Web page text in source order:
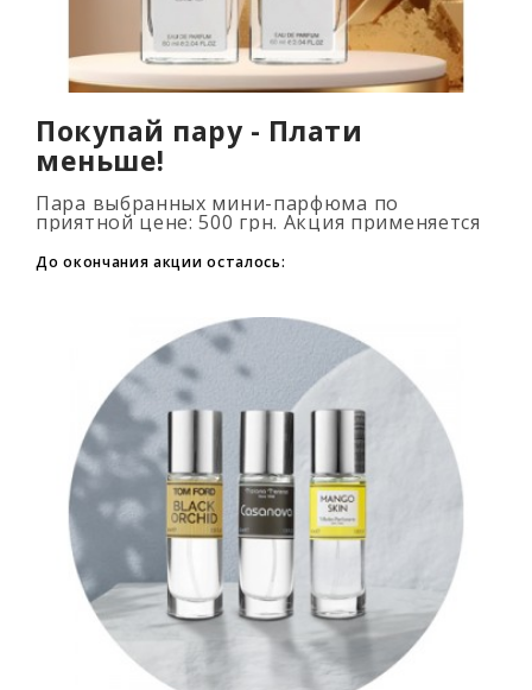
Покупай пару - Плати
меньше!
Пара выбранных мини-парфюма по
приятной цене: 500 грн. Акция применяется
флаконов в корзину. Количество товаров
огранич..
До окончания акции осталось: